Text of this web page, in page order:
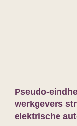
Pseudo-
werkgevers
elektrische